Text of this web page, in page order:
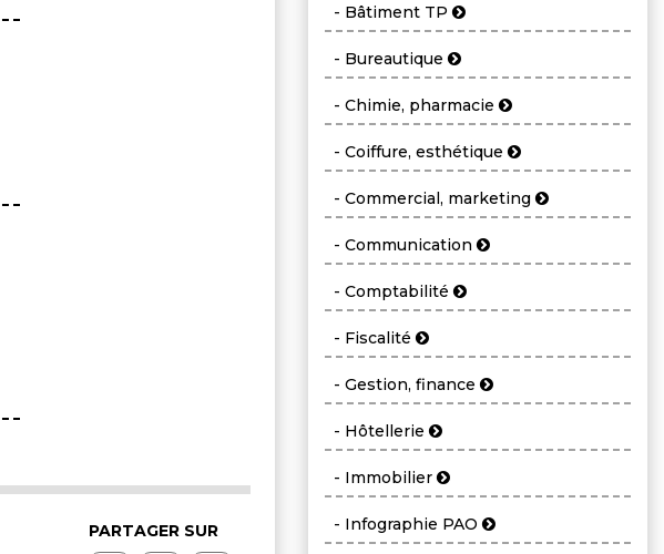
PARTAGER SUR
- Bâtiment TP
- Bureautique
- Chimie, pharmacie
- Coiffure, esthétique
- Commercial, marketing
- Communication
- Comptabilité
- Fiscalité
- Gestion, finance
- Hôtellerie
- Immobilier
- Infographie PAO